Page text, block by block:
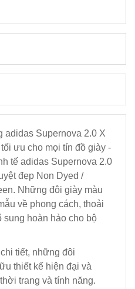
adidas Supernova 2.0 X
ưu cho mọi tín đồ giày -
tế adidas Supernova 2.0
đẹp Non Dyed /
Những đôi giày màu
về phong cách, thoải
hoàn hảo cho bộ
tiết, những đôi
thiết kế hiện đại và
trang và tính năng.